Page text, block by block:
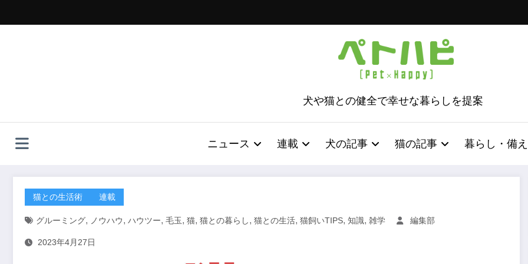
ッ
犬や猫との健全で幸せな暮らしを提案
ニュース 連載 犬の記事 猫の記事 暮らし・備え
猫との生活術 連載
グルーミング, ノウハウ, ハウツー, 毛玉, 猫, 猫との暮らし, 猫との生活, 猫飼いTIPS, 知識, 雑学 編集部
2023年4月27日